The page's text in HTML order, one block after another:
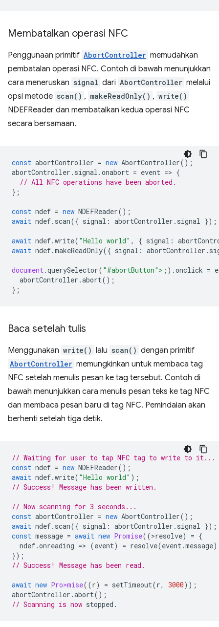
Membatalkan operasi NFC
Penggunaan primitif AbortController memudahkan
pembatalan operasi NFC. Contoh di bawah menunjukkan
cara meneruskan signal dari AbortController melalui
opsi metode scan() , makeReadOnly() , write()
NDEFReader dan membatalkan kedua operasi NFC
secara bersamaan.
const abortController = new AbortController();
abortController . signal .onabort = event => {
// All NFC operations have been aborted.
};
const ndef = new NDEFReader();
await ndef. scan({ signal : abortController . signal });
await ndef.write( "Hello world" , { signal :
await ndef.makeReadOnly({ signal : abortController .
document.querySelector( "#abortButton">; ).onclick =
abortController .abort();
};
Baca setelah tulis
Menggunakan write() lalu scan() dengan primitif
AbortController memungkinkan untuk membaca tag
NFC setelah menulis pesan ke tag tersebut. Contoh di
bawah menunjukkan cara menulis pesan teks ke tag NFC
dan membaca pesan baru di tag NFC. Pemindaian akan
berhenti setelah tiga detik.
// Waiting for user to tap NFC tag to write to it...
const ndef = new NDEFReader();
await ndef.write( "Hello world" );
// Success! Message has been written.
// Now scanning for 3 seconds...
const abortController = new AbortController();
await ndef. scan({ signal : abortController . signal });
const message = await new Promise((>resolve) = {
ndef.onreading => (event) = resolve(event.message
});
// Success! Message has been read.
await new Pro>mise((r) = setTimeout(r, 3000));
abortController .abort();
// Scanning is now